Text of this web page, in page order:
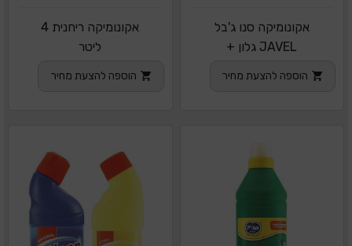
אקונומיקה סנו ג'בל
JAVEL גלון +
הוספה להצעת מחיר
אקונומיקה ריחנית 4
ליטר
הוספה להצעת מחיר